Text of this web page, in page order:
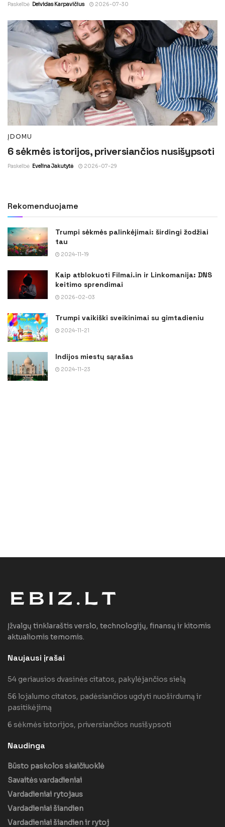
Paskelbė Deividas Karpavičius 2026-07-30
ĮDOMU
6 sėkmės istorijos, priversiančios nusišypsoti
Paskelbė Evelina Jakutytė 2026-07-29
Rekomenduojame
Trumpi sėkmės palinkėjimai: širdingi žodžiai
tau
2024-11-19
Kaip atblokuoti Filmai.in ir Linkomanija: DNS
keitimo sprendimai
2026-02-03
Trumpi vaikiški sveikinimai su gimtadieniu
2024-11-21
Indijos miestų sąrašas
2024-11-23
Įžvalgų tinklaraštis verslo, technologijų, finansų ir kitomis
aktualiomis temomis.
Naujausi įrašai
54 geriausios dvasinės citatos, pakylėjančios sielą
56 lojalumo citatos, padėsiančios ugdyti nuoširdumą ir
pasitikėjimą
6 sėkmės istorijos, priversiančios nusišypsoti
Naudinga
Būsto paskolos skaičiuoklė
Savaitės vardadieniai
Vardadieniai rytojaus
Vardadieniai šiandien
Vardadieniai šiandien ir rytoj